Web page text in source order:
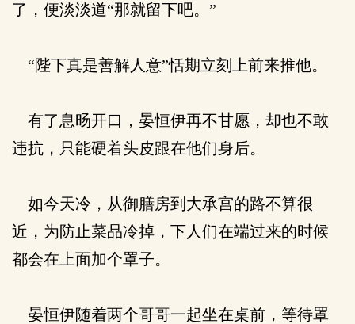
了，便淡淡道“那就留下吧。”
“陛下真是善解人意”恬期立刻上前来推他。
有了息旸开口，晏恒伊再不甘愿，却也不敢
违抗，只能硬着头皮跟在他们身后。
如今天冷，从御膳房到大承宫的路不算很
近，为防止菜品冷掉，下人们在端过来的时候
都会在上面加个罩子。
晏恒伊随着两个哥哥一起坐在桌前，等待罩